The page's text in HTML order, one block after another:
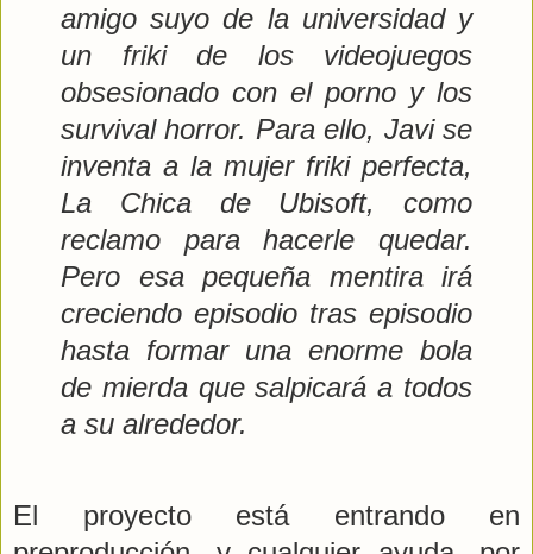
amigo suyo de la universidad y
un friki de los videojuegos
obsesionado con el porno y los
survival horror. Para ello, Javi se
inventa a la mujer friki perfecta,
La Chica de Ubisoft, como
reclamo para hacerle quedar.
Pero esa pequeña mentira irá
creciendo episodio tras episodio
hasta formar una enorme bola
de mierda que salpicará a todos
a su alrededor.
El proyecto está entrando en